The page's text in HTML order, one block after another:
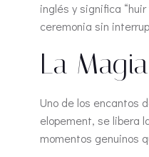
inglés y significa
ceremonia sin
La
Uno de los encantos
elopement, se libera
momentos genuinos